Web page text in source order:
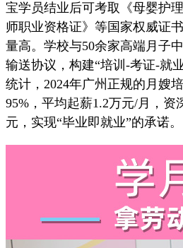
宝学员结业后可考取《母婴护
师职业资格证》等国家权威证
量高。学校与50余家高端月子
输送协议，构建“培训-考证-就
统计，2024年广州正规的月嫂
95%，平均起薪1.2万元/月，资
元，实现“毕业即就业”的承诺。